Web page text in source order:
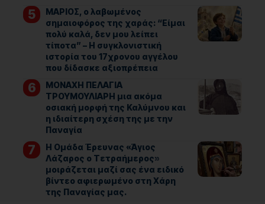
ΜΑΡΙΟΣ, ο λαβωμένος
σημαιοφόρος της χαράς: “Είμαι
πολύ καλά, δεν μου λείπει
τίποτα” – Η συγκλονιστική
ιστορία του 17χρονου αγγέλου
που δίδασκε αξιοπρέπεια
ΜΟΝΑΧΗ ΠΕΛΑΓΙΑ
ΤΡΟΥΜΟΥΛΙΑΡΗ μια ακόμα
οσιακή μορφή της Καλύμνου και
η ιδιαίτερη σχέση της με την
Παναγία
Η Ομάδα Έρευνας «Άγιος
Λάζαρος ο Τετραήμερος»
μοιράζεται μαζί σας ένα ειδικό
βίντεο αφιερωμένο στη Χάρη
της Παναγίας μας.